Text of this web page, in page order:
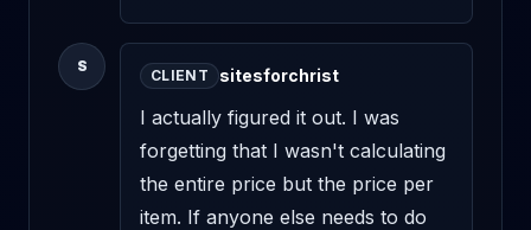
S
CLIENT sitesforchrist
I actually figured it out. I was
forgetting that I wasn't calculating
the entire price but the price per
item. If anyone else needs to do